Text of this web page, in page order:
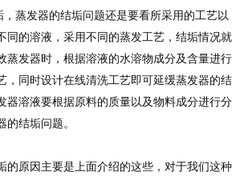
蒸发器的结垢问题还是要看所采用的工艺以
同的溶液，采用不同的蒸发工艺，结垢情况就
蒸发器时，根据溶液的水溶物成分及含量进行
，同时设计在线清洗工艺即可延缓蒸发器的结
器溶液要根据原料的质量以及物料成分进行分
的结垢问题。
原因主要是上面介绍的这些，对于我们这种